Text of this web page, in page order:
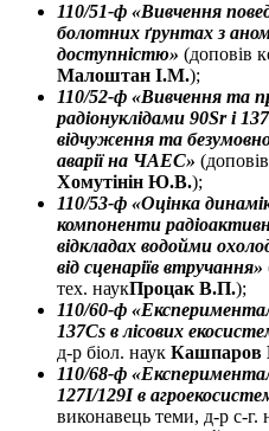
110/51-ф «Вивчення
болотних ґрунтах з
доступністю» (доповів
Малоштан І.М.);
110/52-ф «Вивчення та
радіонуклідами 90Sr і
відчуження та
аварії на ЧАЕС»
Хомутінін Ю.В.);
110/53-ф «Оцінка
компоненти
відкладах водойми
від сценаріїв втручання»
тех. наукПроцак В.П.);
110/60-ф
137Cs в лісових
д-р біол. наук Кашпаров
110/68-ф
127I/129I в
виконавець теми, д-р с-г.